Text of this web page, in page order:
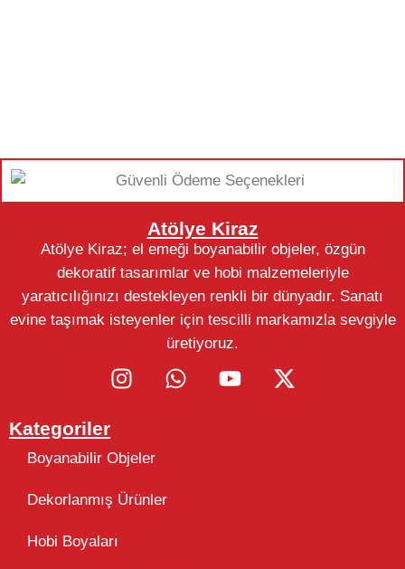
Atölye Kiraz
Atölye Kiraz; el emeği boyanabilir objeler, özgün
dekoratif tasarımlar ve hobi malzemeleriyle
yaratıcılığınızı destekleyen renkli bir dünyadır. Sanatı
evine taşımak isteyenler için tescilli markamızla sevgiyle
üretiyoruz.
Kategoriler
Boyanabilir Objeler
Dekorlanmış Ürünler
Hobi Boyaları